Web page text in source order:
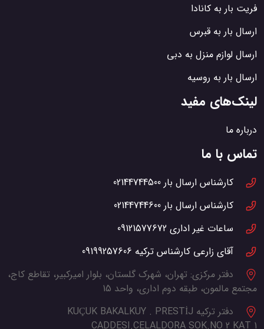
فریت بار به کانادا
ارسال بار به قبرس
ارسال لوازم منزل به دبی
ارسال بار به روسیه
لینک‌های مفید
درباره ما
تماس با ما
کارشناس ارسال بار 02144744500
کارشناس ارسال بار 02144744600
ساعات غیر اداری 09121577672
آقای زارعی کارشناس ترکیه 09199257606
دفتر مرکزی: تهران، شهرک گلستان، بلوار امیرکبیر، تقاطع کاج،
مجتمع مالمون، طبقه دوم اداری، واحد 15
دفتر ترکیه KUÇUK BAKALKUY . PRESTİJ
CADDESI.CELALDORA SOK.NO 2 KAT 1